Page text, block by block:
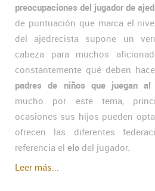
preocupaciones del jugador de
de puntuación que marca el
del ajedrecista supone un
cabeza para muchos
constantemente qué deben
padres de niños que juegan al
mucho por este tema,
ocasiones sus hijos pueden
ofrecen las diferentes
referencia el elo del jugador.
Leer más...